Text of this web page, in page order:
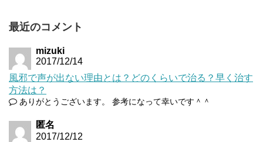
最近のコメント
mizuki
2017/12/14
風邪で声が出ない理由とは？どのくらいで治る？早く治す
方法は？
ありがとうございます。 参考になって幸いです＾＾
匿名
2017/12/12